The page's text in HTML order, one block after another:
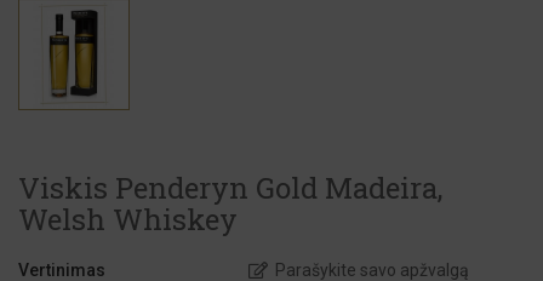
Viskis Penderyn Gold Madeira,
Welsh Whiskey
Vertinimas
Parašykite savo apžvalgą